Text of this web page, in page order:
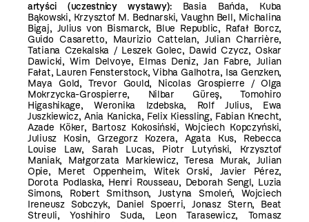
artyści (uczestnicy wystawy): Basia Bańda, Kuba
Bąkowski, Krzysztof M. Bednarski, Vaughn Bell, Michalina
Bigaj, Julius von Bismarck, Blue Republic, Rafał Borcz,
Guido Casaretto, Maurizio Cattelan, Julian Charrière,
Tatiana Czekalska / Leszek Golec, Dawid Czycz, Oskar
Dawicki, Wim Delvoye, Elmas Deniz, Jan Fabre, Julian
Fałat, Lauren Fensterstock, Vibha Galhotra, Isa Genzken,
Maya Gold, Trevor Gould, Nicolas Grospierre / Olga
Mokrzycka-Grospierre, Nilbar Güreş, Tomohiro
Higashikage, Weronika Izdebska, Rolf Julius, Ewa
Juszkiewicz, Ania Kanicka, Felix Kiessling, Fabian Knecht,
Azade Köker, Bartosz Kokosiński, Wojciech Kopczyński,
Juliusz Kosin, Grzegorz Kozera, Agata Kus, Rebecca
Louise Law, Sarah Lucas, Piotr Lutyński, Krzysztof
Maniak, Małgorzata Markiewicz, Teresa Murak, Julian
Opie, Meret Oppenheim, Witek Orski, Javier Pérez,
Dorota Podlaska, Henri Rousseau, Deborah Sengl, Luzia
Simons, Robert Smithson, Justyna Smoleń, Wojciech
Ireneusz Sobczyk, Daniel Spoerri, Jonasz Stern, Beat
Streuli, Yoshihiro Suda, Leon Tarasewicz, Tomasz